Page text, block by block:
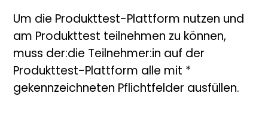
Um die Produkttest-Plattform nutzen und
am Produkttest teilnehmen zu können,
muss der:die Teilnehmer:in auf der
Produkttest-Plattform alle mit *
gekennzeichneten Pflichtfelder ausfüllen.